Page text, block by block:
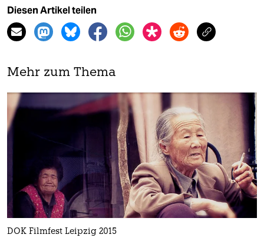
Diesen Artikel teilen
Mehr zum Thema
DOK Filmfest Leipzig 2015